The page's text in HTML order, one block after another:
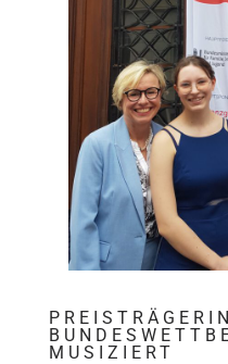
MUSIZIERT